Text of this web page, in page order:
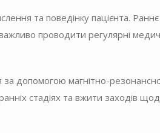
та поведінку пацієнта.
проводити регулярні
за допомогою магнітно-
стадіях та вжити заходів